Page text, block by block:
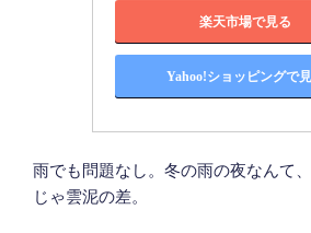
楽天市場で見る
Yahoo!ショッピングで
雨でも問題なし。冬の雨の夜なんて
じゃ雲泥の差。